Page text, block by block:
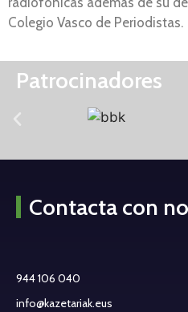
Colegio Vasco de Periodistas.
Patrocinadores
Contacta con
944 106 040
info@kazetariak.eus